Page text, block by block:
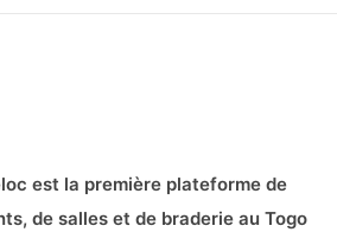
est la première plateforme de
de salles et de braderie au Togo